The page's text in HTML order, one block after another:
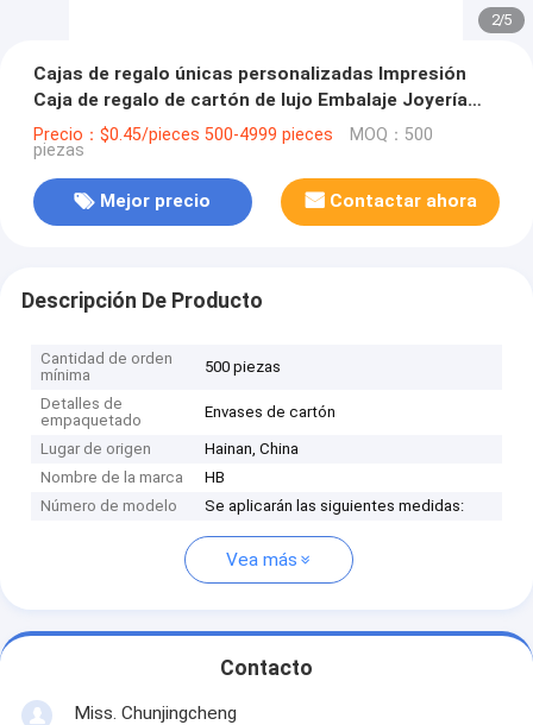
2/5
Cajas de regalo únicas personalizadas Impresión
Caja de regalo de cartón de lujo Embalaje Joyería
Caja de regalo de San Valentín Rosa
Precio：$0.45/pieces 500-4999 pieces MOQ：500
piezas
Mejor precio Contactar ahora
Descripción De Producto
Cantidad de orden
mínima
500 piezas
Detalles de
empaquetado
Envases de cartón
Lugar de origen
Hainan, China
Nombre de la marca
HB
Número de modelo
Se aplicarán las siguientes medidas:
Vea más
Contacto
Miss. Chunjingcheng